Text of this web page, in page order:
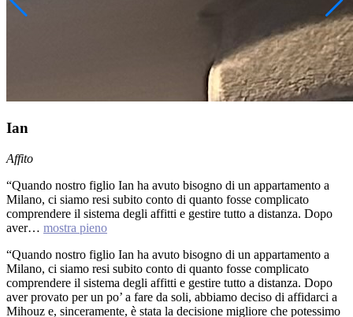
Ian
Affito
“Quando nostro figlio Ian ha avuto bisogno di un appartamento a
Milano, ci siamo resi subito conto di quanto fosse complicato
comprendere il sistema degli affitti e gestire tutto a distanza. Dopo
aver… mostra pieno
“Quando nostro figlio Ian ha avuto bisogno di un appartamento a
Milano, ci siamo resi subito conto di quanto fosse complicato
comprendere il sistema degli affitti e gestire tutto a distanza. Dopo
aver provato per un po’ a fare da soli, abbiamo deciso di affidarci a
Mihouz e, sinceramente, è stata la decisione migliore che potessimo